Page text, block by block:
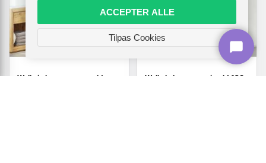
Walk-in brusevæg - guld,
Walk-In brusevæg i guld 120
ACCEPTER ALLE
Tilpas Cookies